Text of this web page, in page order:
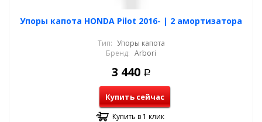
Упоры капота HONDA Pilot 2016- | 2 амортизатора
Тип: Упоры капота
Бренд: Arbori
3 440 Р
Купить сейчас
Купить в 1 клик